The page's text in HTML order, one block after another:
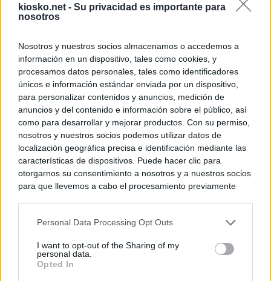
kiosko.net - Su privacidad es importante para
nosotros
Nosotros y nuestros socios almacenamos o accedemos a
información en un dispositivo, tales como cookies, y
procesamos datos personales, tales como identificadores
únicos e información estándar enviada por un dispositivo,
para personalizar contenidos y anuncios, medición de
anuncios y del contenido e información sobre el público, así
como para desarrollar y mejorar productos. Con su permiso,
nosotros y nuestros socios podemos utilizar datos de
localización geográfica precisa e identificación mediante las
características de dispositivos. Puede hacer clic para
otorgarnos su consentimiento a nosotros y a nuestros socios
para que llevemos a cabo el procesamiento previamente
negar su consentimiento. Tenga en cuenta que algún
de su consentimiento, pero usted tiene el derecho de
rechazar tal procesamiento. Sus preferencias se aplicarán
Personal Data Processing Opt Outs
I want to opt-out of the Sharing of my
personal data.
Opted In